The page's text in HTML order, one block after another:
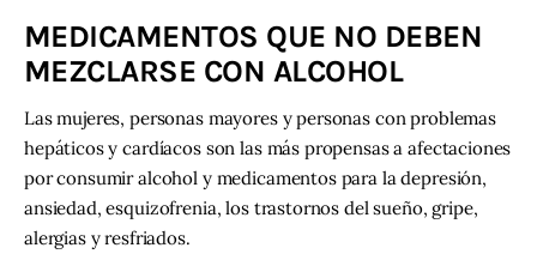
MEDICAMENTOS QUE NO DEBEN
MEZCLARSE CON ALCOHOL
Las mujeres, personas mayores y personas con problemas
hepáticos y cardíacos son las más propensas a afectaciones
por consumir alcohol y medicamentos para la depresión,
ansiedad, esquizofrenia, los trastornos del sueño, gripe,
alergias y resfriados.